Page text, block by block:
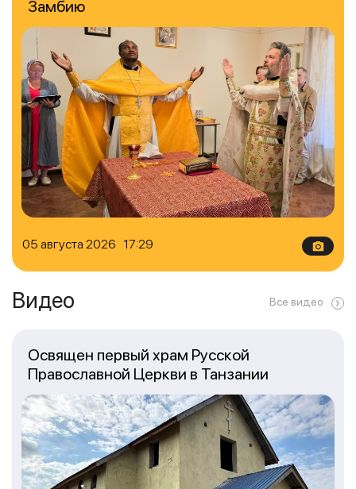
05 августа 2026 17:29
Замбию
Видео Все видео
Освящен первый храм Русской
Православной Церкви в Танзании